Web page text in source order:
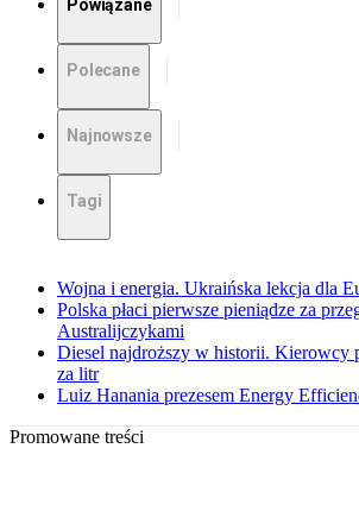
Powiązane
Polecane
Najnowsze
Tagi
Wojna i energia. Ukraińska lekcja dla
Polska płaci pierwsze pieniądze za
Australijczykami
Diesel najdroższy w historii. Kierowcy
za litr
Luiz Hanania prezesem Energy
Promowane treści